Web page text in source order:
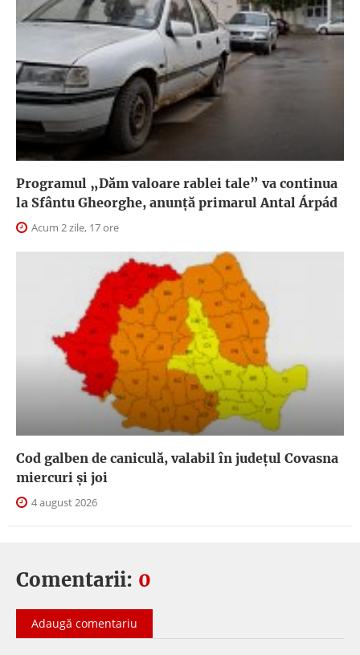
Programul „Dăm valoare rablei tale” va continua
la Sfântu Gheorghe, anunţă primarul Antal Árpád
Acum 2 zile, 17 ore
Cod galben de caniculă, valabil în judeţul Covasna
miercuri și joi
4 august 2026
Comentarii: 0
Adaugă comentariu